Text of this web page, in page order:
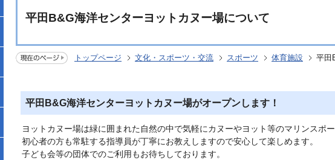
平田B&G海洋センターヨットカヌー場について
トップページ 文化・スポーツ・交流 スポーツ 体育施設 平田
平田B&G海洋センターヨットカヌー場がオープンします！
ヨットカヌー場は緑に囲まれた自然の中で気軽にカヌーやヨット等のマリンスポ
初心者の方も常駐する指導員が丁寧にお教えしますので安心して楽しめます。
子ども会等の団体でのご利用もお待ちしております。